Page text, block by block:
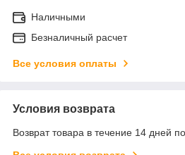
Наличными
Безналичный расчет
Все условия оплаты
Условия возврата
Возврат товара в течение 14 дней